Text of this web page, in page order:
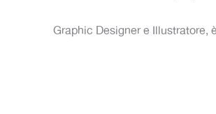
Graphic Designer e Illustratore,